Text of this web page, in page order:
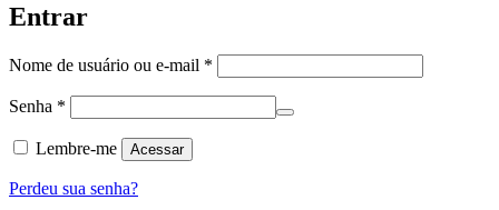
Entrar
Nome de usuário ou e-mail *
Senha *
Lembre-me Acessar
Perdeu sua senha?